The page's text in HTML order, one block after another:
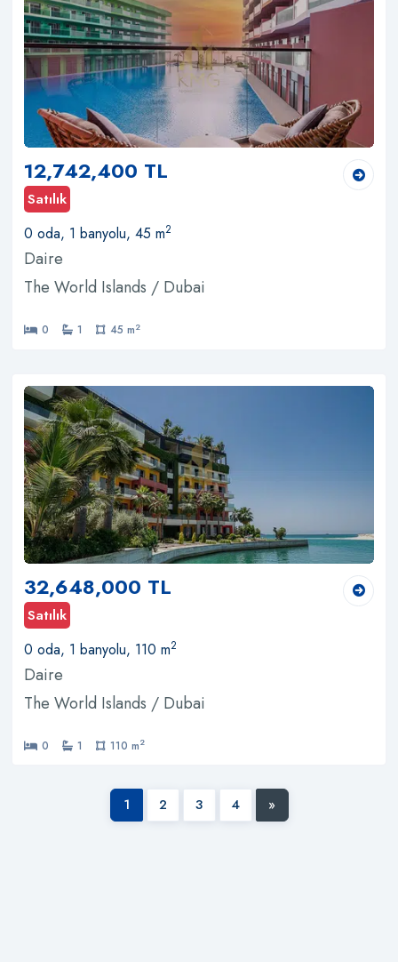
12,742,400 TL
Satılık
0 oda, 1 banyolu, 45 m2
Daire
The World Islands / Dubai
0 1 45 m2
32,648,000 TL
Satılık
0 oda, 1 banyolu, 110 m2
Daire
The World Islands / Dubai
0 1 110 m2
1 2 3 4 »